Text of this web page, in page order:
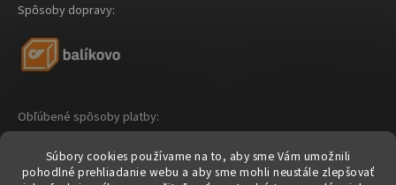
Súbory cookies používame na to, aby sme Vám umožnili
pohodlné prehliadanie webu a aby sme mohli neustále zlepšovať
Spôsoby dopravy:
Obľúbené spôsoby platby: